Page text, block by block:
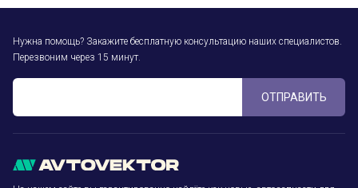
Нужна помощь? Закажите бесплатную консультацию наших специалистов.
Перезвоним через 15 минут.
ОТПРАВИТЬ